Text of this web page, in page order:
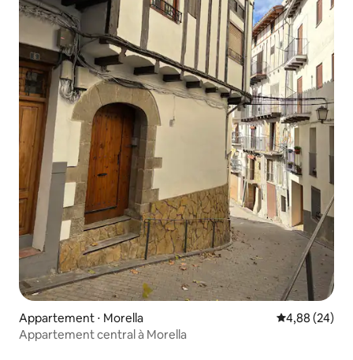
Appartement ⋅ Morella Évaluation
4,88 (24)
Appartement central à Morella